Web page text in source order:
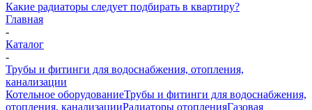
Какие радиаторы следует подбирать в квартиру?
Главная
-
Каталог
-
Трубы и фитинги для водоснабжения, отопления,
канализации
Котельное оборудованиеТрубы и фитинги для водоснабжения,
отопления, канализацииРадиаторы отопленияГазовая